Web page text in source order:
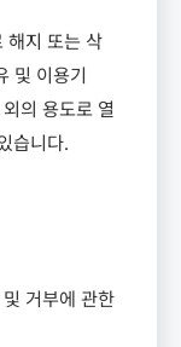
해지 또는 삭
및 이용기
의 용도로 열
습니다.
거부에 관한